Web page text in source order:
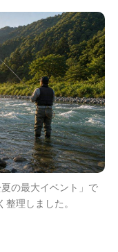
の最大イベント」で
理しました。